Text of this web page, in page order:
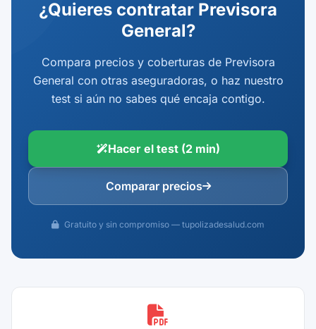
¿Quieres contratar Previsora
General?
Compara precios y coberturas de Previsora
General con otras aseguradoras, o haz nuestro
test si aún no sabes qué encaja contigo.
Hacer el test (2 min)
Comparar precios
Gratuito y sin compromiso — tupolizadesalud.com